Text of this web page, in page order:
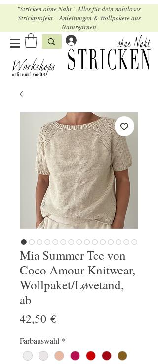
"Stricken ohne Naht" Alles für dein nahtloses
Strickprojekt – Anleitungen & Wollpakete aus
Naturgarnen
Mia Summer Tee von
Coco Amour Knitwear,
Wollpaket/Løvetand,
ab
42,50 €Preis
Farbauswahl *